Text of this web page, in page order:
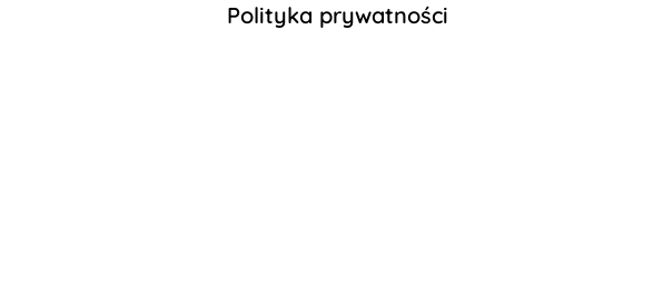
Polityka prywatności